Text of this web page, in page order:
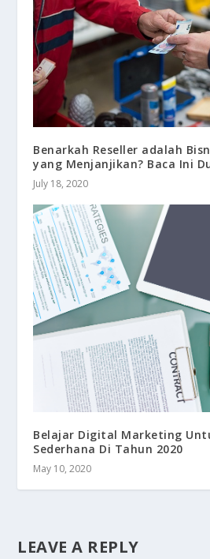
Benarkah Reseller adalah
yang Menjanjikan? Baca Ini
July 18, 2020
Belajar Digital Marketing
Sederhana Di Tahun 2020
May 10, 2020
LEAVE A REPLY